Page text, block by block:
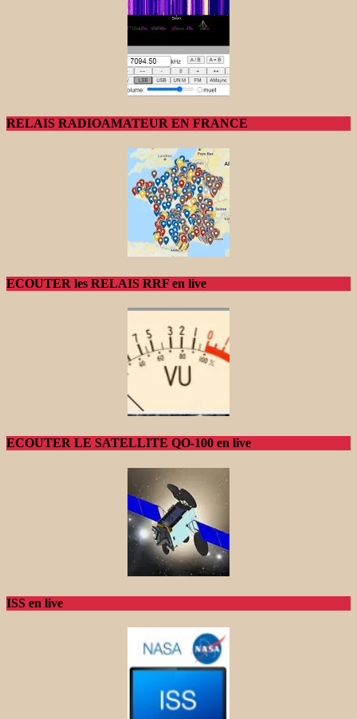
RELAIS RADIOAMATEUR EN FRANCE
ECOUTER les RELAIS RRF en live
ECOUTER LE SATELLITE QO-100 en live
ISS en live